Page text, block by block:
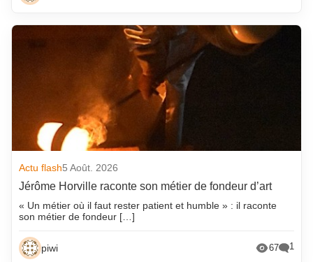
Actu flash5 Août. 2026
Jérôme Horville raconte son métier de fondeur d’art
« Un métier où il faut rester patient et humble » : il raconte
son métier de fondeur […]
piwi 67 1